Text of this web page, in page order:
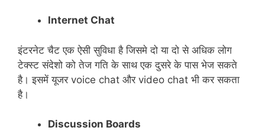
Internet Chat
इंटरनेट चैट एक ऐसी सुविधा है जिसमे दो या दो से अधिक लोग
टेक्स्ट संदेशो को तेज गति के साथ एक दुसरे के पास भेज सकते
है। इसमें यूजर voice chat और video chat भी कर सकता
है।
Discussion Boards